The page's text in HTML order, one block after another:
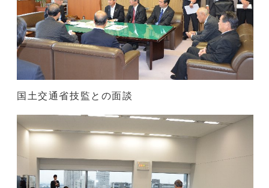
国土交通省技監との面談